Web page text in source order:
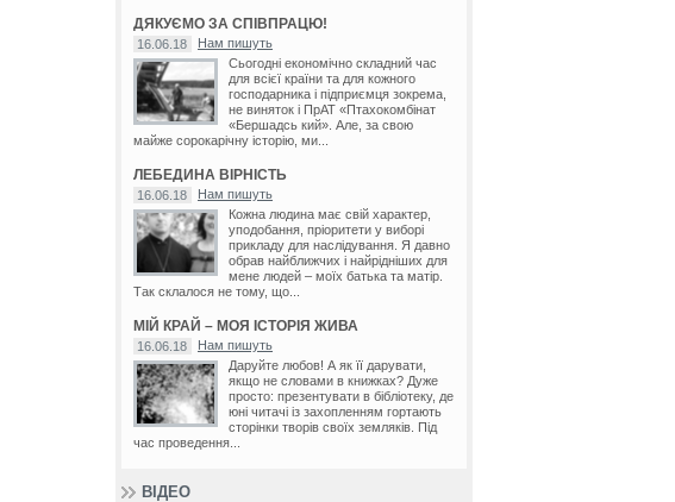
ДЯКУЄМО ЗА СПІВПРАЦЮ!
16.06.18
Нам пишуть
Сьогодні економічно складний час
для всієї країни та для кожного
господарника і підприємця зокрема,
не виняток і ПрАТ «Птахокомбінат
«Бершадсь кий». Але, за свою
майже сорокарічну історію, ми...
ЛЕБЕДИНА ВІРНІСТЬ
16.06.18
Нам пишуть
Кожна людина має свій характер,
уподобання, пріоритети у виборі
прикладу для наслідування. Я давно
обрав найближчих і найрідніших для
мене людей – моїх батька та матір.
Так склалося не тому, що...
МІЙ КРАЙ – МОЯ ІСТОРІЯ ЖИВА
16.06.18
Нам пишуть
Даруйте любов! А як її дарувати,
якщо не словами в книжках? Дуже
просто: презентувати в бібліотеку, де
юні читачі із захопленням гортають
сторінки творів своїх земляків. Під
час проведення...
ВІДЕО